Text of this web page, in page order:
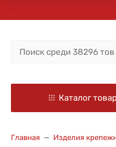
Каталог
Главная Изделия